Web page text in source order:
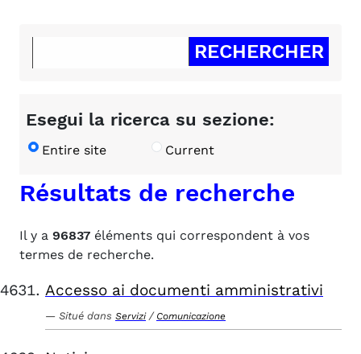
Esegui la ricerca su sezione:
Entire site Current
Résultats de recherche
Il y a 96837 éléments qui correspondent à vos
termes de recherche.
Accesso ai documenti amministrativi
Situé dans Servizi / Comunicazione